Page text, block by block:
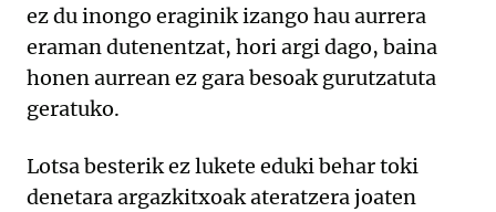
ez du inongo eraginik izango hau aurrera
eraman dutenentzat, hori argi dago, baina
honen aurrean ez gara besoak gurutzatuta
geratuko.
Lotsa besterik ez lukete eduki behar toki
denetara argazkitxoak ateratzera joaten